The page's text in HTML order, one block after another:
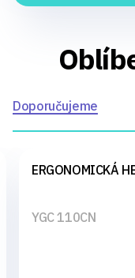
Doporučujeme
ERGONOMICKÁ
YGC 110CN